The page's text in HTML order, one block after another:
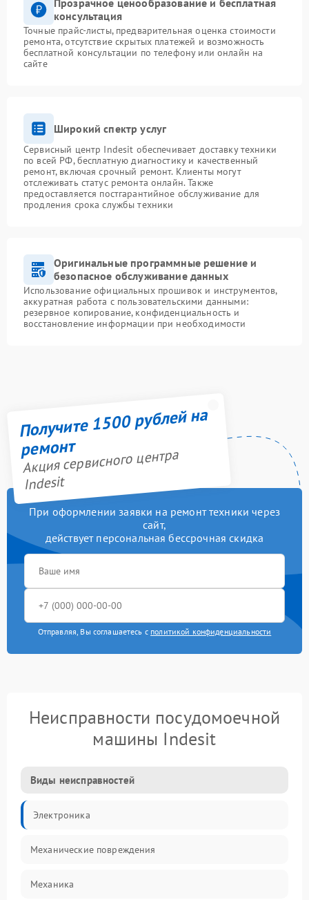
Прозрачное ценообразование и бесплатная
консультация
Точные прайс-листы, предварительная оценка стоимости
ремонта, отсутствие скрытых платежей и возможность
бесплатной консультации по телефону или онлайн на
сайте
Широкий спектр услуг
Сервисный центр Indesit обеспечивает доставку техники
по всей РФ, бесплатную диагностику и качественный
ремонт, включая срочный ремонт. Клиенты могут
отслеживать статус ремонта онлайн. Также
предоставляется постгарантийное обслуживание для
продления срока службы техники
Оригинальные программные решение и
безопасное обслуживание данных
Использование официальных прошивок и инструментов,
аккуратная работа с пользовательскими данными:
резервное копирование, конфиденциальность и
восстановление информации при необходимости
Получите 1500 рублей на
ремонт
Акция сервисного центра
Indesit
При оформлении заявки на ремонт техники через
сайт,
действует персональная бессрочная скидка
Отправляя, Вы соглашаетесь с политикой конфиденциальности
Неисправности посудомоечной
машины Indesit
Виды неисправностей
Электроника
Механические повреждения
Механика